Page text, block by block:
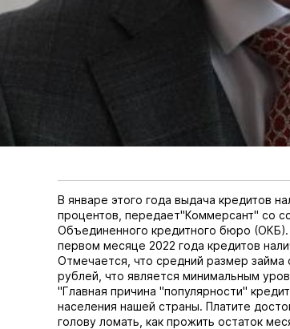
В январе этого года выдача кредитов
процентов, передает"Коммерсант" со
Объединенного кредитного бюро (ОКБ)
первом месяце 2022 года кредитов
Отмечается, что средний размер займа
рублей, что является минимальным
"Главная причина "популярности"
населения нашей страны. Платите
голову ломать, как прожить остаток